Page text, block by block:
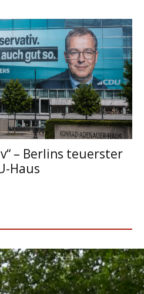
– Berlins teuerster
Haus